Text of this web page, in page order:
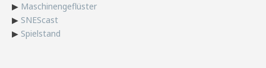
▶ Maschinengeflüster
▶ SNEScast
▶ Spielstand